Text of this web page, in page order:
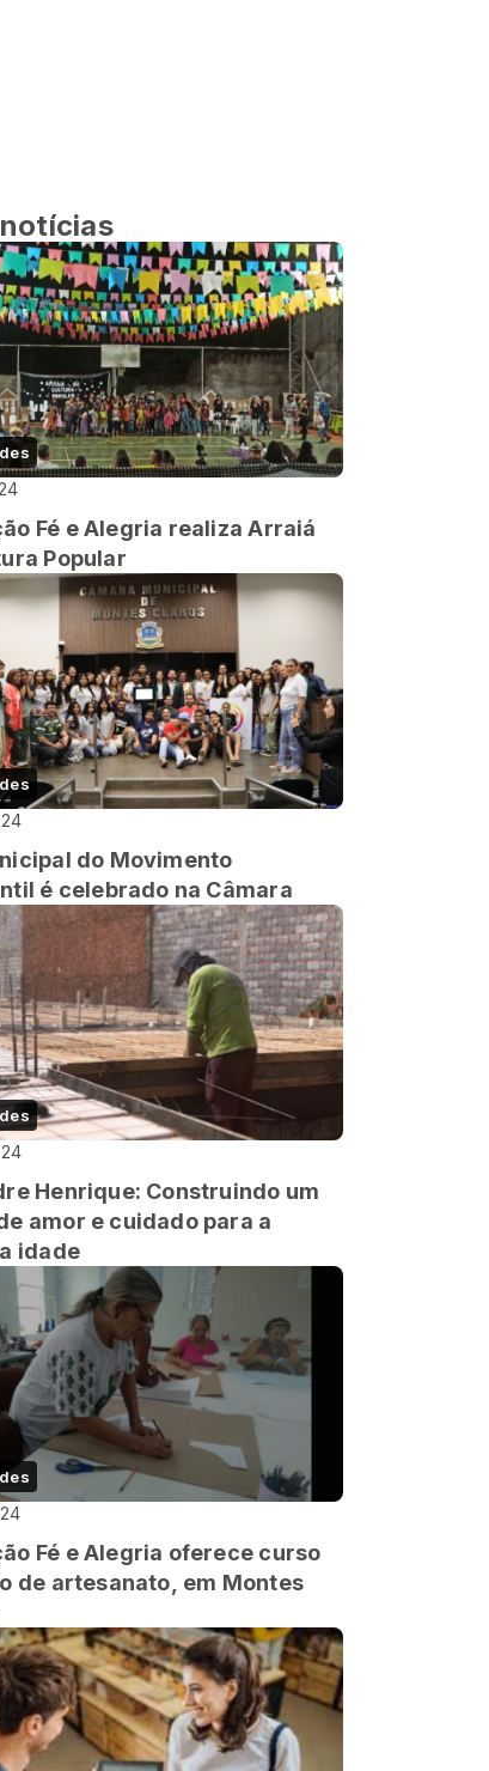
Fé e Alegria realiza Arraiá
Popular
do Movimento
é celebrado na Câmara
Henrique: Construindo um
amor e cuidado para a
idade
Fé e Alegria oferece curso
de artesanato, em Montes